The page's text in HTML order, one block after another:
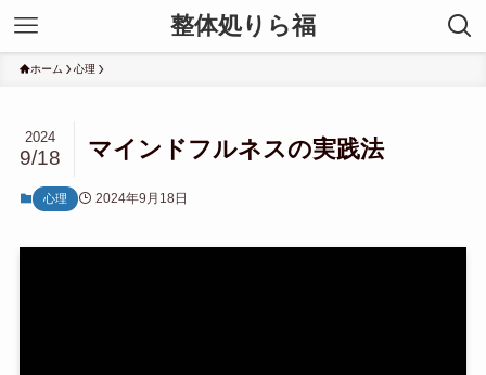
整体処りら福
ホーム 心理
マインドフルネスの実践法
2024
9/18
心理 2024年9月18日